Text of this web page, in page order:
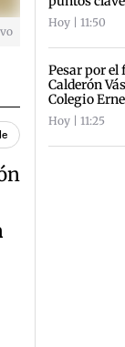
Hoy | 11:50
Pesar por
Calderón
Colegio
Hoy | 11:25